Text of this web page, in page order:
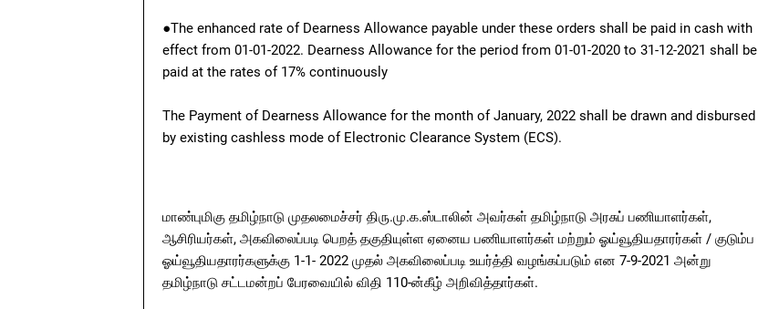
●The enhanced rate of Dearness Allowance payable under these orders shall be paid in cash with
effect from 01-01-2022. Dearness Allowance for the period from 01-01-2020 to 31-12-2021 shall be
paid at the rates of 17% continuously
The Payment of Dearness Allowance for the month of January, 2022 shall be drawn and disbursed
by existing cashless mode of Electronic Clearance System (ECS).
மாண்புமிகு தமிழ்நாடு முதலமைச்சர்‌ திரு.மு.க.ஸ்டாலின்‌ அவர்கள்‌ தமிழ்நாடு அரசுப்‌ பணியாளர்கள்‌,
ஆசிரியர்கள்‌, அகவிலைப்படி பெறத்‌ தகுதியுள்ள ஏனைய பணியாளர்கள்‌ மற்றும்‌ ஓய்வூதியதாரர்கள்‌ / குடும்ப
ஓய்வூதியதாரர்களுக்கு 1-1- 2022 முதல்‌ அகவிலைப்படி உயர்த்தி வழங்கப்படும்‌ என 7-9-2021 அன்று
தமிழ்நாடு சட்டமன்றப்‌ பேரவையில்‌ விதி 110-ன்கீழ்‌ அறிவித்தார்கள்‌.